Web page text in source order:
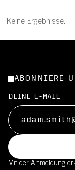
Keine Ergebnisse.
ABONNIERE
DEINE E-MAIL
Mit der Anmeldung